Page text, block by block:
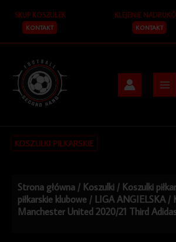
treści
SKUP KOSZULEK
KONTAKT
KLEJENIE
KONTAKT
KOSZULKI PIŁKARSKIE
Strona główna / Koszulki / Koszulki
piłkarskie klubowe / LIGA ANGIELSKA /
Manchester United 2020/21 Third